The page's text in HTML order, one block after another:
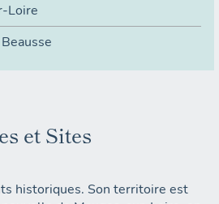
Loire
Beausse
et Sites
historiques. Son territoire est